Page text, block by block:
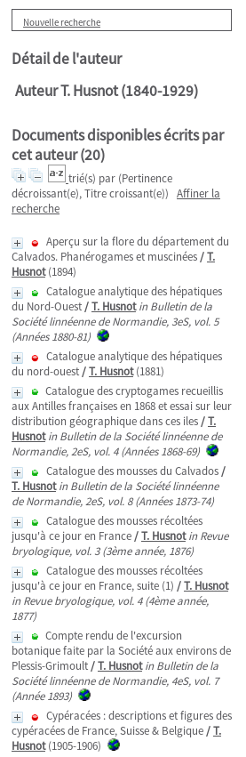
Nouvelle recherche
Détail de l'auteur
Auteur T. Husnot (1840-1929)
Documents disponibles écrits par
cet auteur (20)
trié(s) par (Pertinence
décroissant(e), Titre croissant(e)) Affiner la
recherche
Aperçu sur la flore du département du
Calvados. Phanérogames et muscinées/T.
Husnot(1894)
Catalogue analytique des hépatiques
du Nord-Ouest/T. Husnot in Bulletin de la
Société linnéenne de Normandie, 3eS, vol. 5
(Années 1880-81)
Catalogue analytique des hépatiques
du nord-ouest/T. Husnot(1881)
Catalogue des cryptogames recueillis
aux Antilles françaises en 1868 et essai sur leur
distribution géographique dans ces iles/T.
Husnot in Bulletin de la Société linnéenne de
Normandie, 2eS, vol. 4 (Années 1868-69)
Catalogue des mousses du Calvados/
T. Husnot in Bulletin de la Société linnéenne
de Normandie, 2eS, vol. 8 (Années 1873-74)
Catalogue des mousses récoltées
jusqu'à ce jour en France/T. Husnot in Revue
bryologique, vol. 3 (3ème année, 1876)
Catalogue des mousses récoltées
jusqu'à ce jour en France, suite (1) /T. Husnot
in Revue bryologique, vol. 4 (4ème année,
1877)
Compte rendu de l'excursion
botanique faite par la Société aux environs de
Plessis-Grimoult/T. Husnot in Bulletin de la
Société linnéenne de Normandie, 4eS, vol. 7
(Année 1893)
Cypéracées : descriptions et figures des
cypéracées de France, Suisse & Belgique/T.
Husnot(1905-1906)